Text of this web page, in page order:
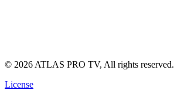
© 2026 ATLAS PRO TV, All rights reserved.
License